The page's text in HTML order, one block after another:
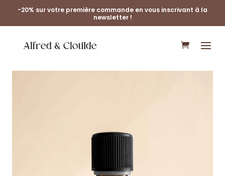
-20% sur votre première commande en vous inscrivant à la
newsletter !